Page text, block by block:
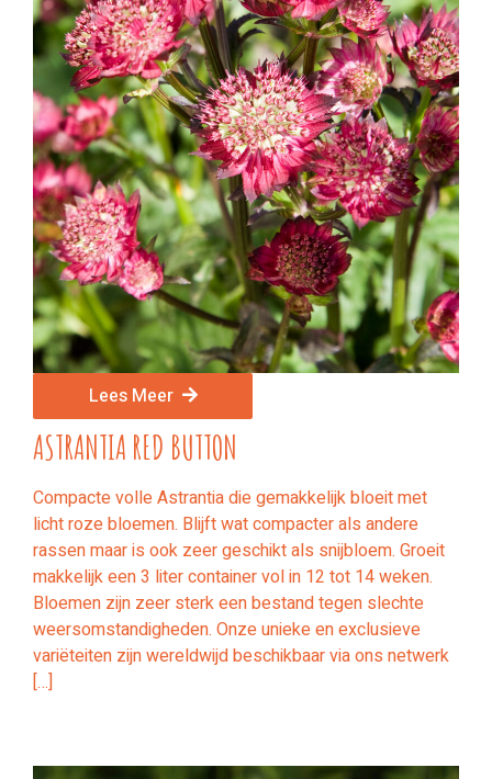
Lees Meer
ASTRANTIA RED BUTTON
Compacte volle Astrantia die gemakkelijk bloeit met
licht roze bloemen. Blijft wat compacter als andere
rassen maar is ook zeer geschikt als snijbloem. Groeit
makkelijk een 3 liter container vol in 12 tot 14 weken.
Bloemen zijn zeer sterk een bestand tegen slechte
weersomstandigheden. Onze unieke en exclusieve
variëteiten zijn wereldwijd beschikbaar via ons netwerk
[…]